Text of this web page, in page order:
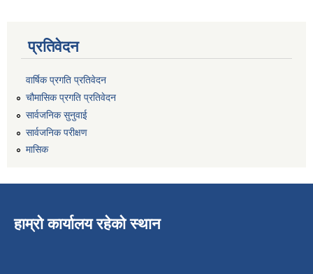
प्रतिवेदन
वार्षिक प्रगति प्रतिवेदन
चौमासिक प्रगति प्रतिवेदन
सार्वजनिक सुनुवाई
सार्वजनिक परीक्षण
मासिक
हाम्रो कार्यालय रहेको स्थान